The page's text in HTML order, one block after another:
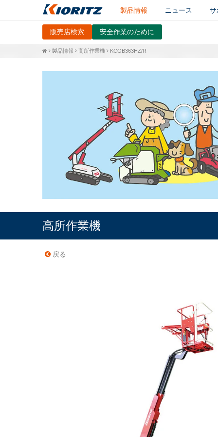
製品情報 ニュース サ
販売店検索 安全作業のために
製品情報 高所作業機 KCGB363HZ/R
高所作業機
戻る